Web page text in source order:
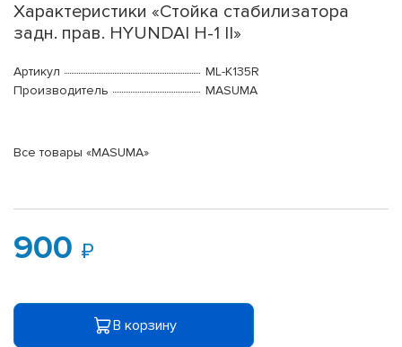
Характеристики «Стойка стабилизатора
задн. прав. HYUNDAI H-1 II»
Артикул
ML-K135R
Производитель
MASUMA
Все товары «MASUMA»
900
В корзину